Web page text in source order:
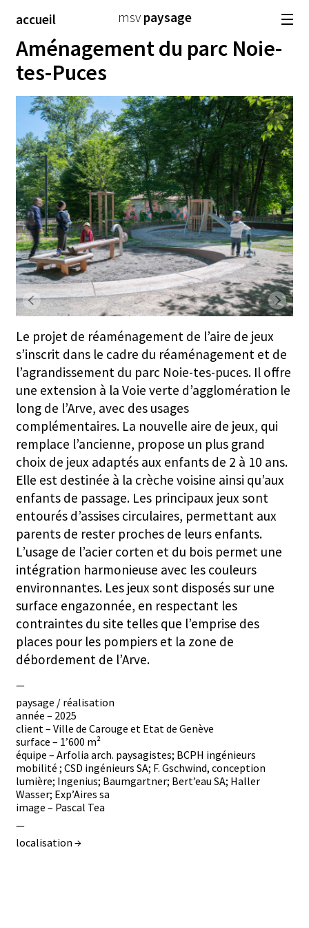
accueil
architecture paysage
urbanisme
fr de en
msv paysage
Aménagement du parc Noie-
tes-Puces
Previous Next
Le projet de réaménagement de l’aire de jeux
s’inscrit dans le cadre du réaménagement et de
l’agrandissement du parc Noie-tes-puces. Il offre
une extension à la Voie verte d’agglomération le
long de l’Arve, avec des usages
complémentaires. La nouvelle aire de jeux, qui
remplace l’ancienne, propose un plus grand
choix de jeux adaptés aux enfants de 2 à 10 ans.
Elle est destinée à la crèche voisine ainsi qu’aux
enfants de passage. Les principaux jeux sont
entourés d’assises circulaires, permettant aux
parents de rester proches de leurs enfants.
L’usage de l’acier corten et du bois permet une
intégration harmonieuse avec les couleurs
environnantes. Les jeux sont disposés sur une
surface engazonnée, en respectant les
contraintes du site telles que l’emprise des
places pour les pompiers et la zone de
débordement de l’Arve.
—
paysage / réalisation
année – 2025
client – Ville de Carouge et Etat de Genève
surface – 1’600 m²
équipe – Arfolia arch. paysagistes; BCPH ingénieurs
mobilité ; CSD ingénieurs SA; F. Gschwind, conception
lumière; Ingenius; Baumgartner; Bert’eau SA; Haller
Wasser; Exp’Aires sa
image – Pascal Tea
—
localisation →